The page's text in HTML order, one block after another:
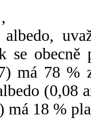
,
se
má 78 %
(0,08
má 18 %